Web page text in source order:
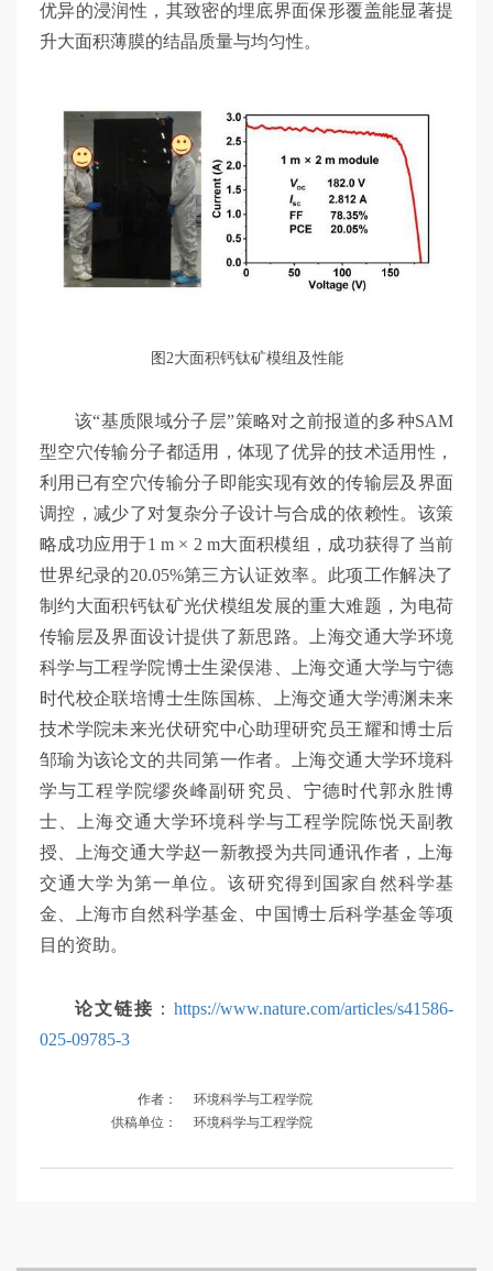
优异的浸润性，其致密的埋底界面保形覆盖能显著提
升大面积薄膜的结晶质量与均匀性。
图2大面积钙钛矿模组及性能
该“基质限域分子层”策略对之前报道的多种SAM
型空穴传输分子都适用，体现了优异的技术适用性，
利用已有空穴传输分子即能实现有效的传输层及界面
调控，减少了对复杂分子设计与合成的依赖性。该策
略成功应用于1 m × 2 m大面积模组，成功获得了当前
世界纪录的20.05%第三方认证效率。此项工作解决了
制约大面积钙钛矿光伏模组发展的重大难题，为电荷
传输层及界面设计提供了新思路。上海交通大学环境
科学与工程学院博士生梁俣港、上海交通大学与宁德
时代校企联培博士生陈国栋、上海交通大学溥渊未来
技术学院未来光伏研究中心助理研究员王耀和博士后
邹瑜为该论文的共同第一作者。上海交通大学环境科
学与工程学院缪炎峰副研究员、宁德时代郭永胜博
士、上海交通大学环境科学与工程学院陈悦天副教
授、上海交通大学赵一新教授为共同通讯作者，上海
交通大学为第一单位。该研究得到国家自然科学基
金、上海市自然科学基金、中国博士后科学基金等项
目的资助。
论文链接 ：https://www.nature.com/articles/s41586-
025-09785-3
作者：
环境科学与工程学院
供稿单位：
环境科学与工程学院